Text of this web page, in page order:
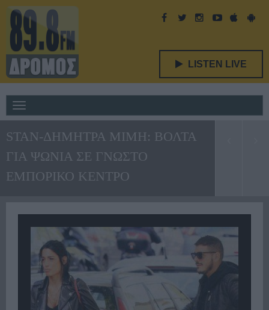
LISTEN LIVE
navigation
STAN-ΔΗΜΗΤΡΑ ΜΙΜΗ: ΒΟΛΤΑ
ΓΙΑ ΨΩΝΙΑ ΣΕ ΓΝΩΣΤΟ
ΕΜΠΟΡΙΚΟ ΚΕΝΤΡΟ